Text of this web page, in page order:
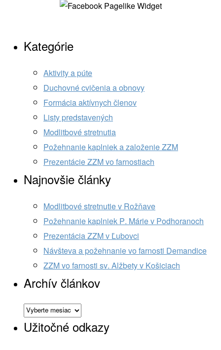
Kategórie
Aktivity a púte
Duchovné cvičenia a obnovy
Formácia aktívnych členov
Listy predstavených
Modlitbové stretnutia
Požehnanie kaplniek a založenie ZZM
Prezentácie ZZM vo farnostiach
Najnovšie články
Modlitbové stretnutie v Rožňave
Požehnanie kaplniek P. Márie v Podhoranoch
Prezentácia ZZM v Ľubovci
Návšteva a požehnanie vo farnosti Demandice
ZZM vo farnosti sv. Alžbety v Košiciach
Archív článkov
Archív
článkov
Užitočné odkazy